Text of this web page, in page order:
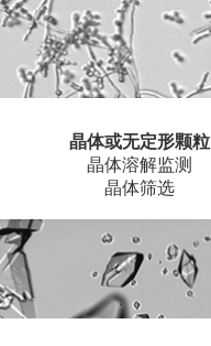
晶体或无定形颗粒
晶体溶解监测
晶体筛选